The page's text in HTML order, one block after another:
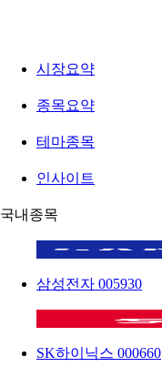
시장요약
종목요약
테마종목
인사이트
국내종목
삼성전자 005930
SK하이닉스 000660